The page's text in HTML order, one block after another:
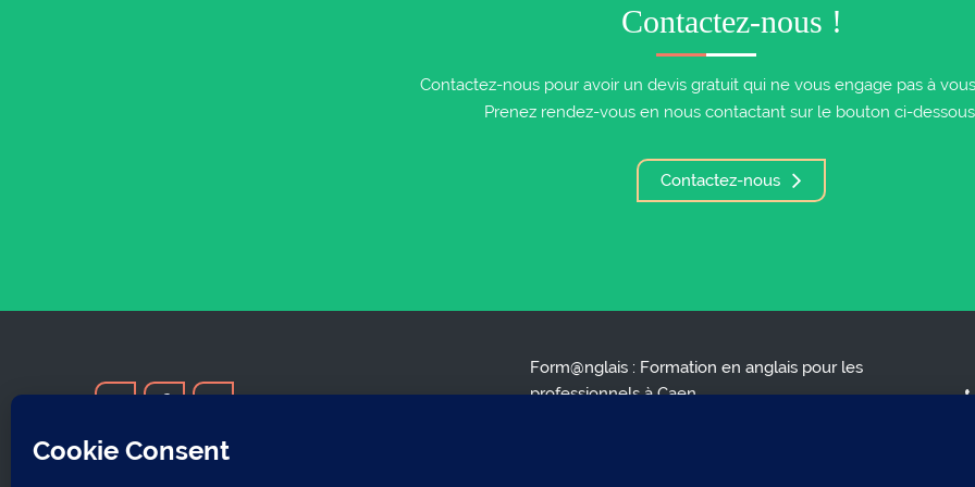
Contactez-nous !
Contactez-nous pour avoir un devis gratuit qui ne vous engage pas à
Prenez rendez-vous en nous contactant sur le bouton ci-
Contactez-nous
Form@nglais : Formation en anglais pour les
professionnels à Caen